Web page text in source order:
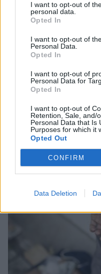
I want to opt-out of
personal data.
Opted In
I want to opt-out of
Personal Data.
Opted In
I want to opt-out of
Personal Data for
Opted In
I want to opt-out of
Retention, Sale, and/
Personal Data that Is
Purposes for which it
Opted Out
CONFIRM
Data Deletion
Στη Μεσσηνία το
Ελλάδα
06/08/2026 13:41